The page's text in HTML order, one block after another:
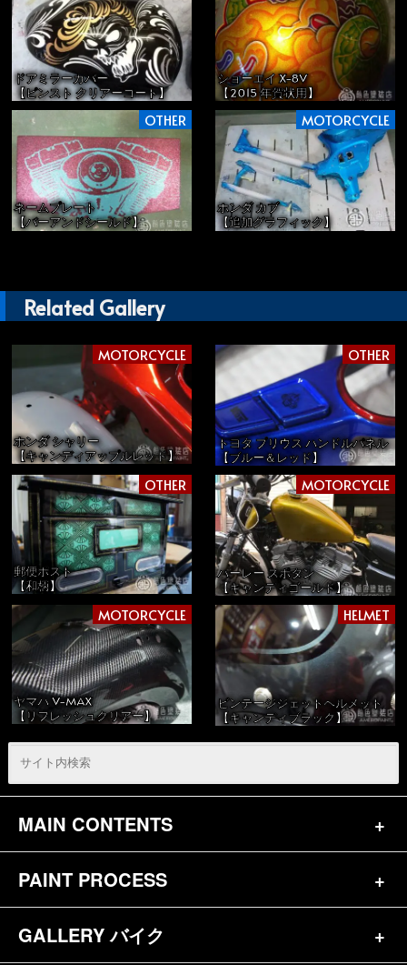
ドアミラーカバー
【ピンスト クリアーコート】
ショーエイ X-8V
【2015 年賀状用】
OTHER
ネームプレート
【バーアンドシールド】
MOTORCYCLE
ホンダ カブ
【追加グラフィック】
Related Gallery
MOTORCYCLE
ホンダ シャリー
【キャンディアップルレッド】
OTHER
トヨタ プリウス ハンドルパネル
【ブルー＆レッド】
OTHER
郵便ポスト
【和柄】
MOTORCYCLE
ハーレー スポタン
【キャンディゴールド】
MOTORCYCLE
ヤマハ V-MAX
【リフレッシュクリアー】
HELMET
ビンテージジェットヘルメット
【キャンディブラック】
MAIN CONTENTS
トップページ
お問合せ
PAINT PROCESS
バイク（180）
GALLERY バイク